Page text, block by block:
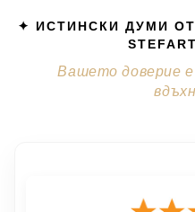
✦ ИСТИНСКИ ДУМИ
Вашето доверие